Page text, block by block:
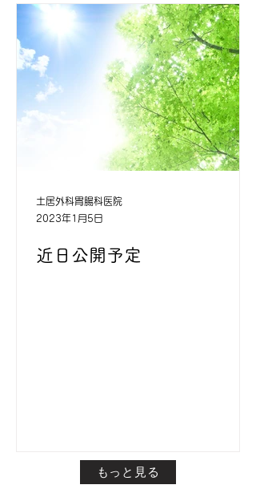
近日公開予定
土居外科胃腸科医院
2023年1月5日
もっと見る